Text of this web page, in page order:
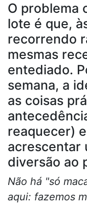
O problema
lote é que,
recorrendo
mesmas
entediado.
semana, a
as coisas
reaquecer)
acrescentar
diversão ao
Não há "só
aqui: fazemos